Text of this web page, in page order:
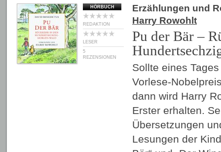
HÖRBUCH
REDAKTION
LESER
5
REZENSIONEN
Erzählungen und
Harry Rowohlt
Pu der Bär –
Sollte eines
Vorlese-
dann wird Harry
Erster erhalten.
Übersetzungen
Lesungen der